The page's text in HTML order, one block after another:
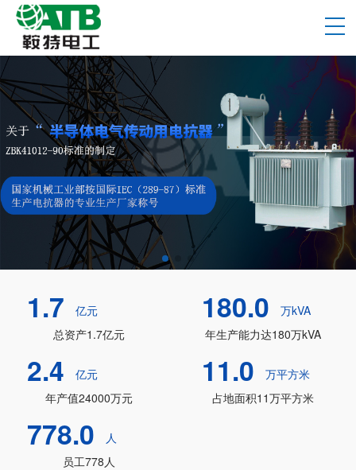
1.7
亿元
总资产1.7亿元
180.0
万kVA
年生产能力达180万kVA
2.4
亿元
年产值24000万元
11.0
万平方米
占地面积11万平方米
778.0
人
员工778人